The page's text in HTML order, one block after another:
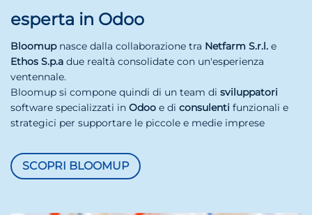
esperta in Odoo
Bloomupnasce dalla collaborazione tra Netfarm S.r.l. e
Ethos S.p.a due realtà consolidate con un'esperienza
ventennale.
Bloomup si compone quindi di un team di sviluppatori
software specializzati in Odoo e di consulenti funzionali e
strategici per supportare le piccole e medie imprese
SCOPRI BLOOMUP